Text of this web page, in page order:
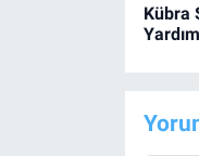
Kübra